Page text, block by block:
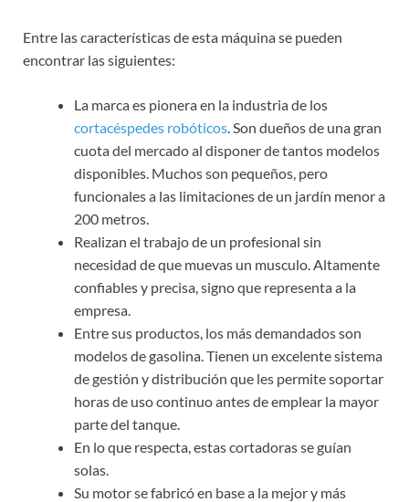
Entre las características de esta máquina se pueden
encontrar las siguientes:
La marca es pionera en la industria de los
cortacéspedes robóticos. Son dueños de una gran
cuota del mercado al disponer de tantos modelos
disponibles. Muchos son pequeños, pero
funcionales a las limitaciones de un jardín menor a
200 metros.
Realizan el trabajo de un profesional sin
necesidad de que muevas un musculo. Altamente
confiables y precisa, signo que representa a la
empresa.
Entre sus productos, los más demandados son
modelos de gasolina. Tienen un excelente sistema
de gestión y distribución que les permite soportar
horas de uso continuo antes de emplear la mayor
parte del tanque.
En lo que respecta, estas cortadoras se guían
solas.
Su motor se fabricó en base a la mejor y más